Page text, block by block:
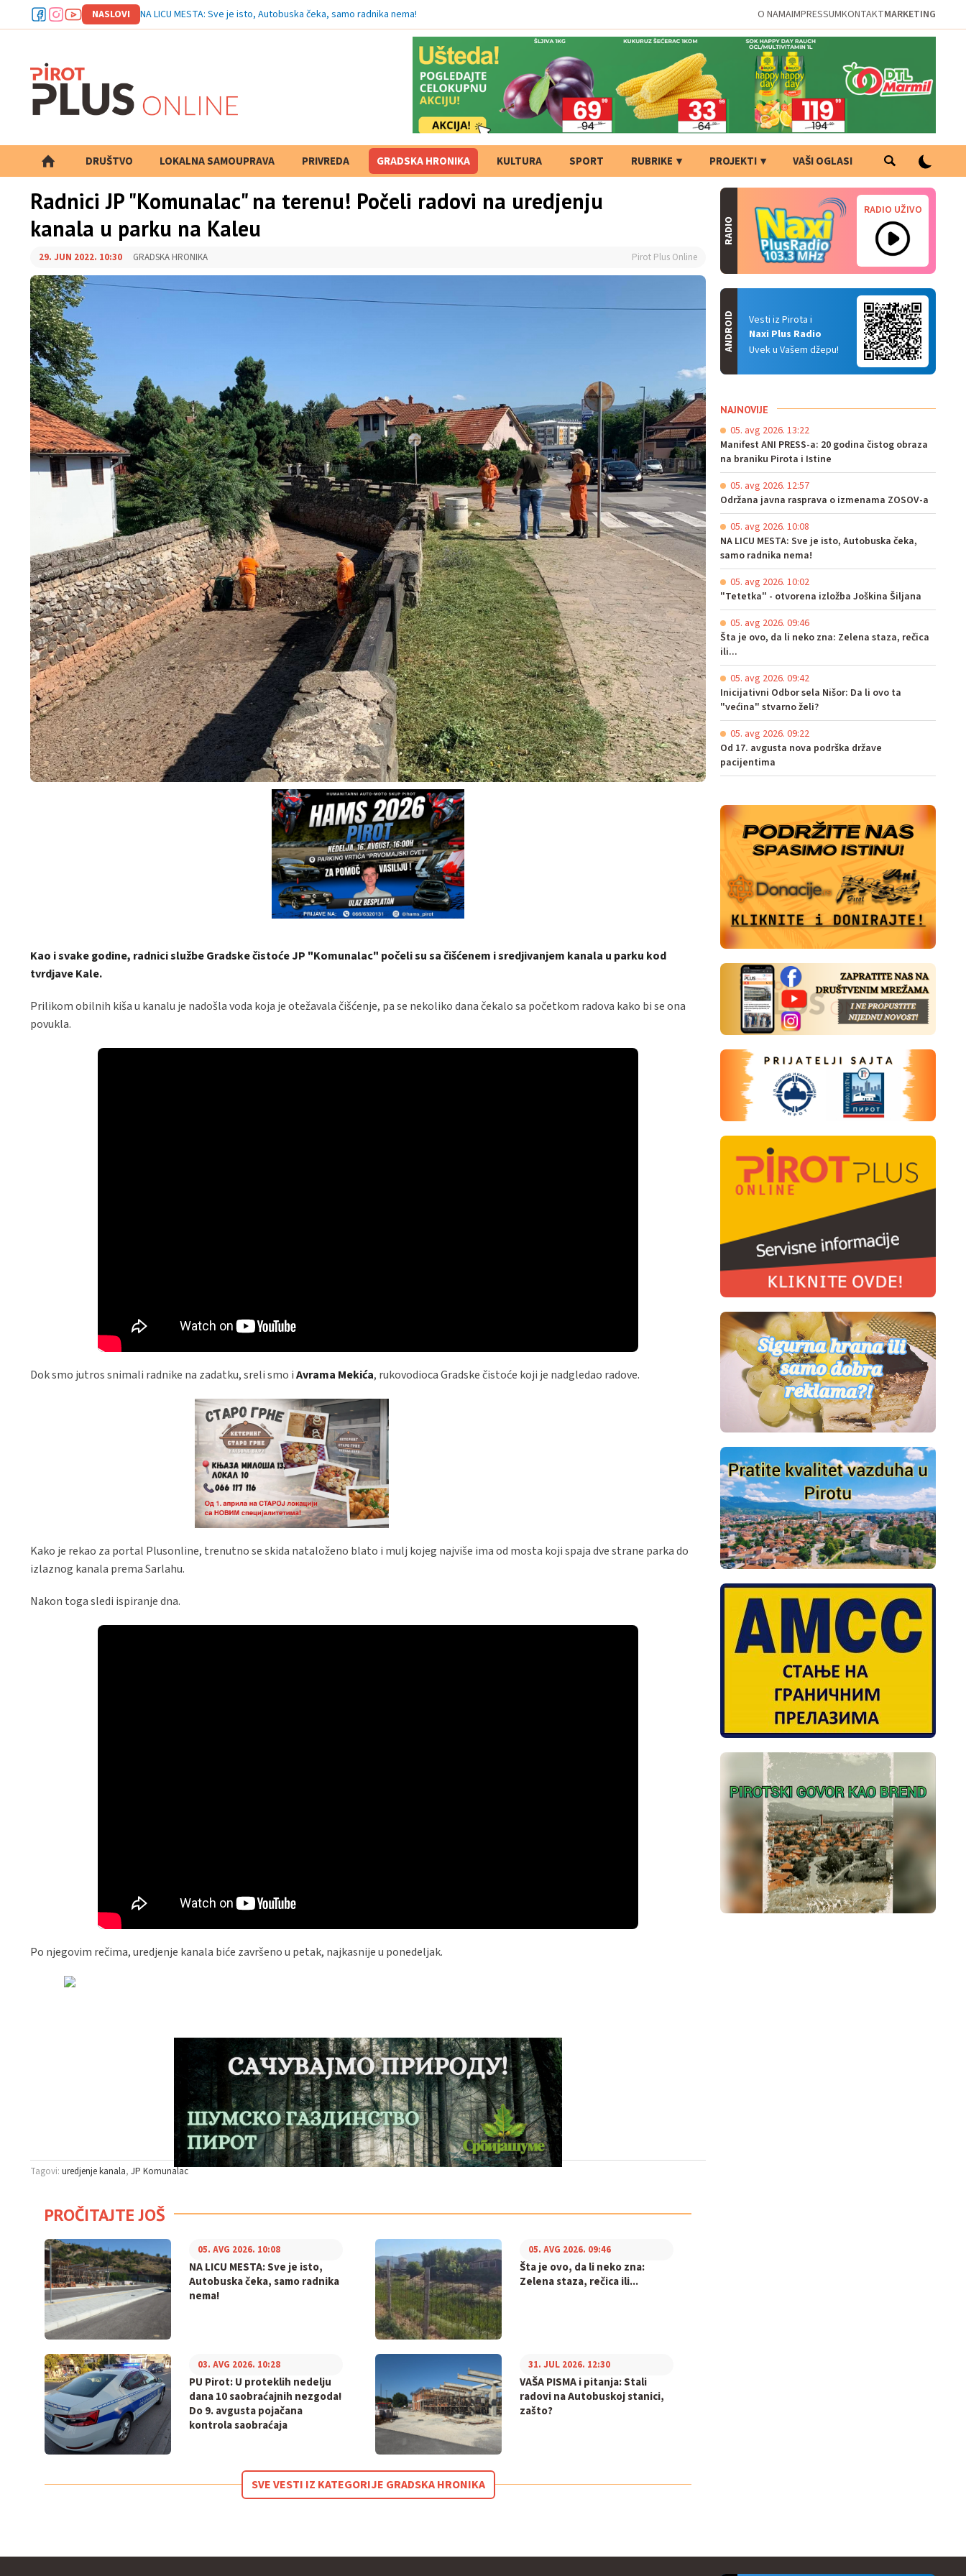
NASLOVI NA LICU MESTA: Sve je isto, Autobuska čeka, samo radnika nema! O NAMAIMPRESSUMKONTAKTMARKETING
DRUŠTVO LOKALNA SAMOUPRAVA PRIVREDA GRADSKA HRONIKA KULTURA SPORT RUBRIKE PROJEKTI VAŠI OGLASI
PRETRAGA
Radnici JP "Komunalac" na terenu! Počeli radovi na uredjenju
kanala u parku na Kaleu
29. JUN 2022. 10:30 GRADSKA HRONIKA Pirot Plus Online
Kao i svake godine, radnici službe Gradske čistoće JP "Komunalac" počeli su sa čišćenem i sredjivanjem kanala u parku kod
tvrdjave Kale.
Prilikom obilnih kiša u kanalu je nadošla voda koja je otežavala čišćenje, pa se nekoliko dana čekalo sa početkom radova kako bi se ona
povukla.
Dok smo jutros snimali radnike na zadatku, sreli smo iAvrama Mekića, rukovodioca Gradske čistoće koji je nadgledao radove.
Kako je rekao za portal Plusonline, trenutno se skida nataloženo blato i mulj kojeg najviše ima od mosta koji spaja dve strane parka do
izlaznog kanala prema Sarlahu.
Nakon toga sledi ispiranje dna.
Po njegovim rečima, uredjenje kanala biće završeno u petak, najkasnije u ponedeljak.
Tagovi: uredjenje kanala JP Komunalac
PROČITAJTE JOŠ
NA LICU MESTA: Sve je isto,
Autobuska čeka, samo radnika
nema!
05. AVG 2026. 10:08
Šta je ovo, da li neko zna:
Zelena staza, rečica ili...
05. AVG 2026. 09:46
PU Pirot: U proteklih nedelju
dana 10 saobraćajnih nezgoda!
Do 9. avgusta pojačana
kontrola saobraćaja
03. AVG 2026. 10:28
VAŠA PISMA i pitanja: Stali
radovi na Autobuskoj stanici,
zašto?
31. JUL 2026. 12:30
SVE VESTI IZ KATEGORIJE GRADSKA HRONIKA
RADIO
RADIO UŽIVO
Vesti iz Pirota i
Naxi Plus Radio
Uvek u Vašem džepu!
ANDROID
NAJNOVIJE
05. avg 2026. 13:22
Manifest ANI PRESS-a: 20 godina čistog obraza
na braniku Pirota i Istine
05. avg 2026. 12:57
Održana javna rasprava o izmenama ZOSOV-a
05. avg 2026. 10:08
NA LICU MESTA: Sve je isto, Autobuska čeka,
samo radnika nema!
05. avg 2026. 10:02
"Tetetka" - otvorena izložba Joškina Šiljana
05. avg 2026. 09:46
Šta je ovo, da li neko zna: Zelena staza, rečica
ili...
05. avg 2026. 09:42
Inicijativni Odbor sela Nišor: Da li ovo ta
"većina" stvarno želi?
05. avg 2026. 09:22
Od 17. avgusta nova podrška države
pacijentima